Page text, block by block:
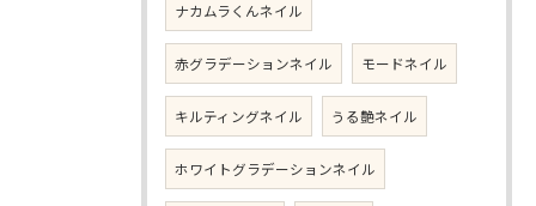
ナカムラくんネイル
赤グラデーションネイル モードネイル
キルティングネイル うる艶ネイル
ホワイトグラデーションネイル